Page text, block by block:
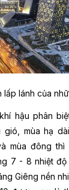
lấp lánh của
hậu phân
gió, mùa hạ
mùa đông thì
7 - 8 nhiệt
Giêng nền